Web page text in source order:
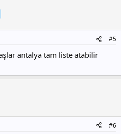
#5
antalya tam liste atabilir
#6